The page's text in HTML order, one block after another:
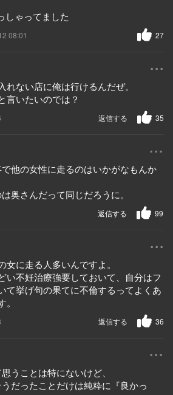
しゃってました
08:01 27
...
れない店に俺は行けるんだぜ。
いたいのでは？
35
返信する
...
他の女性に走るのはいかがなもんか
奥さんだって同じだろうに。
99
返信する
...
女に走る人多いんですよ。
い不妊治療強要しておいて、自分はフ
て挙げ句の果てに不倫するってよくあ
36
返信する
...
うことは特にないけど、
だったことだけは純粋に『良かっ